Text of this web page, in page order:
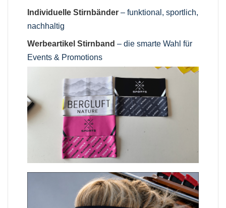
Individuelle Stirnbänder – funktional, sportlich,
nachhaltig
Werbeartikel Stirnband – die smarte Wahl für
Events & Promotions